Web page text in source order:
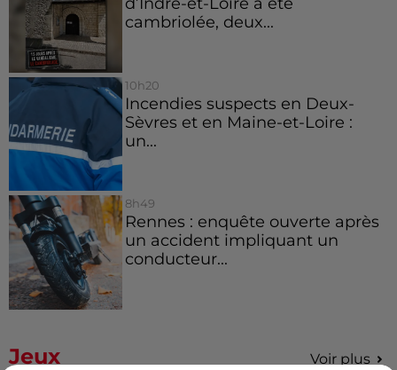
cambriolée, deux...
10h20
Incendies suspects en Deux-
Sèvres et en Maine-et-Loire :
un...
8h49
Rennes : enquête ouverte après
un accident impliquant un
conducteur...
Jeux Voir plus